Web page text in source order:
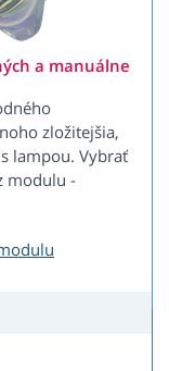
a manuálne
zložitejšia,
lampou. Vybrať
modulu -